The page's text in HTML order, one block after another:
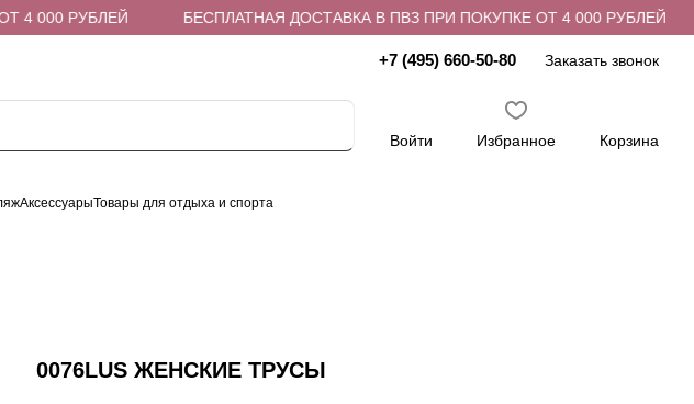
000 РУБЛЕЙ БЕСПЛАТНАЯ ДОСТАВКА В ПВЗ ПРИ ПОКУПКЕ ОТ 4 000 РУБЛЕЙ
+7 (495) 660-50-80 Заказать звонок
Войти Избранное Корзина
АксессуарыТовары для отдыха и спорта
0076LUS ЖЕНСКИЕ ТРУСЫ